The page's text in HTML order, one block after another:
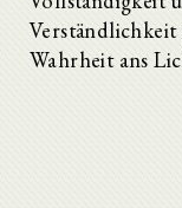
Verständlichkeit
Wahrheit ans